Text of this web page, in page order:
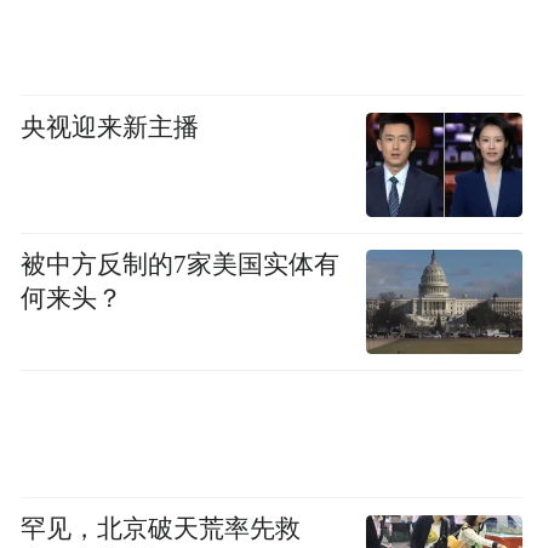
央视迎来新主播
被中方反制的7家美国实体有
何来头？
罕见，北京破天荒率先救